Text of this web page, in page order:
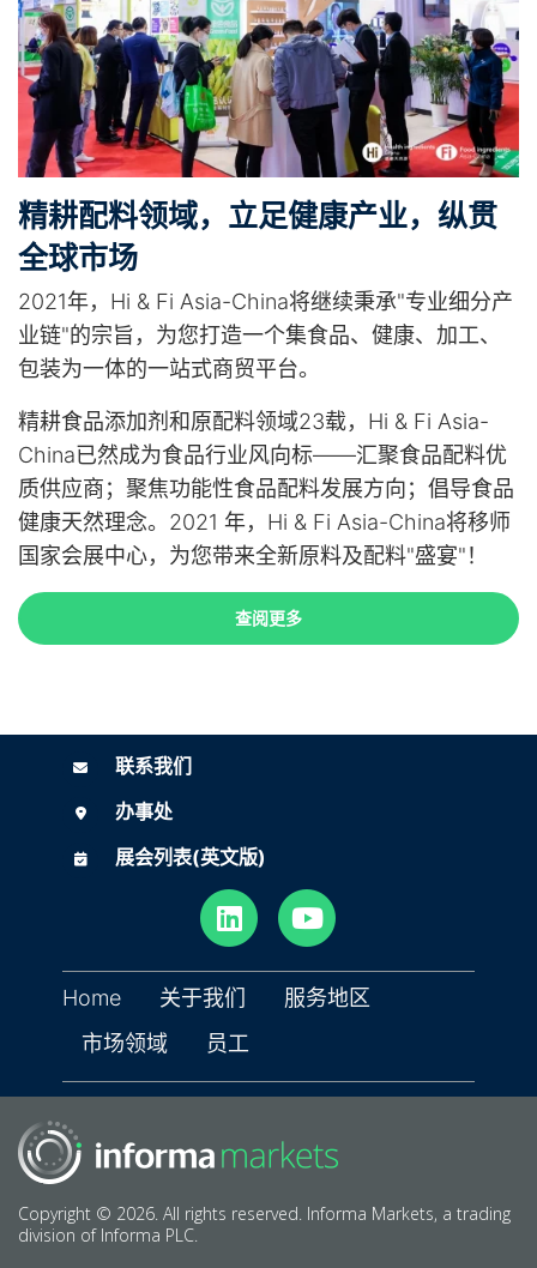
精耕配料领域，立足健康产业，纵贯
全球市场
2021年，Hi & Fi Asia-China将继续秉承"专业细分产
业链"的宗旨，为您打造一个集食品、健康、加工、
包装为一体的一站式商贸平台。
精耕食品添加剂和原配料领域23载，Hi & Fi Asia-
China已然成为食品行业风向标——汇聚食品配料优
质供应商；聚焦功能性食品配料发展方向；倡导食品
健康天然理念。2021 年，Hi & Fi Asia-China将移师
国家会展中心，为您带来全新原料及配料"盛宴"！
查阅更多
联系我们
联系我们
办事处
办事处
展会列表(英文版)
展会列表(英文版)
Home 关于我们
服务地区
市场领域
员工
Copyright © 2026. All rights reserved. Informa Markets, a trading
division of Informa PLC.